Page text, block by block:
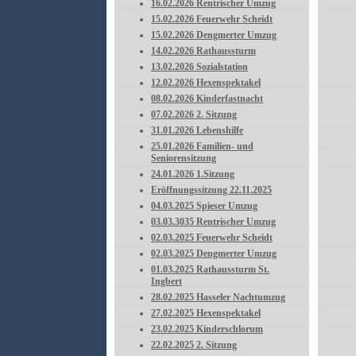
16.02.2026 Rentrischer Umzug
15.02.2026 Feuerwehr Scheidt
15.02.2026 Dengmerter Umzug
14.02.2026 Rathaussturm
13.02.2026 Sozialstation
12.02.2026 Hexenspektakel
08.02.2026 Kinderfastnacht
07.02.2026 2. Sitzung
31.01.2026 Lebenshilfe
25.01.2026 Familien- und
Seniorensitzung
24.01.2026 1.Sitzung
Eröffnungssitzung 22.11.2025
04.03.2025 Spieser Umzug
03.03.3035 Rentrischer Umzug
02.03.2025 Feuerwehr Scheidt
02.03.2025 Dengmerter Umzug
01.03.2025 Rathaussturm St.
Ingbert
28.02.2025 Hasseler Nachtumzug
27.02.2025 Hexenspektakel
23.02.2025 Kinderschlorum
22.02.2025 2. Sitzung